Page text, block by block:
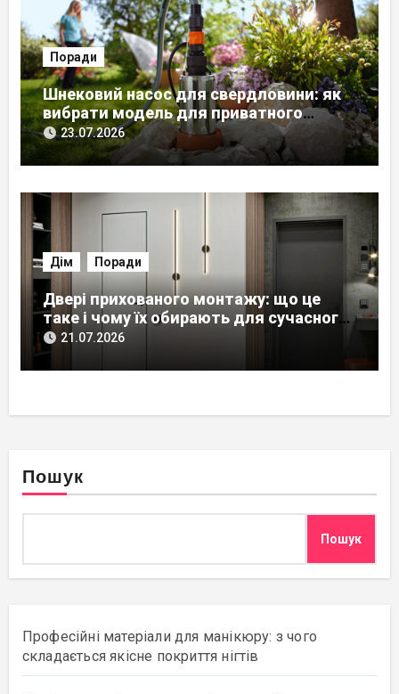
Поради
Шнековий насос для свердловини: як
вибрати модель для приватного
будинку
23.07.2026
Дім Поради
Двері прихованого монтажу: що це
таке і чому їх обирають для сучасного
інтер’єру
21.07.2026
Пошук
Пошук
Професійні матеріали для манікюру: з чого
складається якісне покриття нігтів